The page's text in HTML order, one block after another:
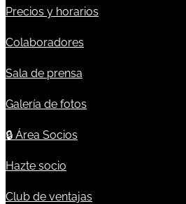
Precios y horarios
Colaboradores
Sala de prensa
Galería de fotos
🔒 Área Socios
Hazte socio
Club de ventajas